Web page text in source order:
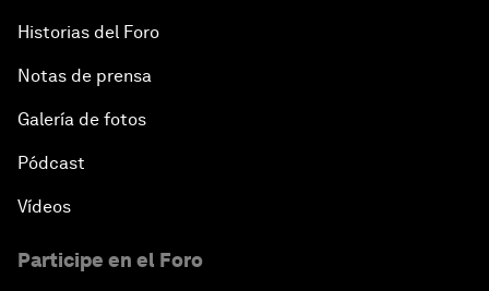
Historias del Foro
Notas de prensa
Galería de fotos
Pódcast
Vídeos
Participe en el Foro